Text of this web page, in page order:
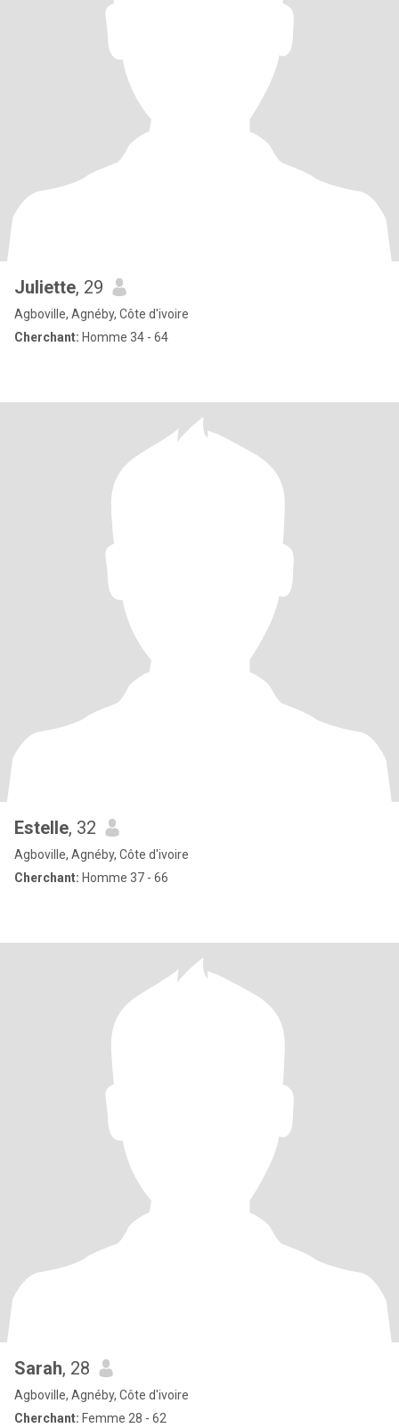
Juliette, 29
Agboville, Agnéby, Côte d'ivoire
Cherchant: Homme 34 - 64
Estelle, 32
Agboville, Agnéby, Côte d'ivoire
Cherchant: Homme 37 - 66
Sarah, 28
Agboville, Agnéby, Côte d'ivoire
Cherchant: Femme 28 - 62